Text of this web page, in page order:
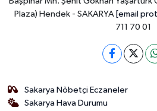
Plaza) Hendek - SAKARYA [email
711 70 01
Sakarya Nöbetçi Eczaneler
Sakarya Hava Durumu